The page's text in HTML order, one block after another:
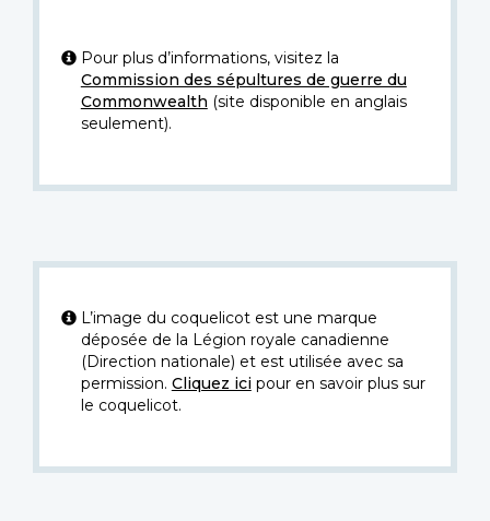
Pour plus d’informations, visitez la
Commission des sépultures de guerre du
Commonwealth (site disponible en anglais
seulement).
L’image du coquelicot est une marque
déposée de la Légion royale canadienne
(Direction nationale) et est utilisée avec sa
permission. Cliquez icipour en savoir plus sur
le coquelicot.